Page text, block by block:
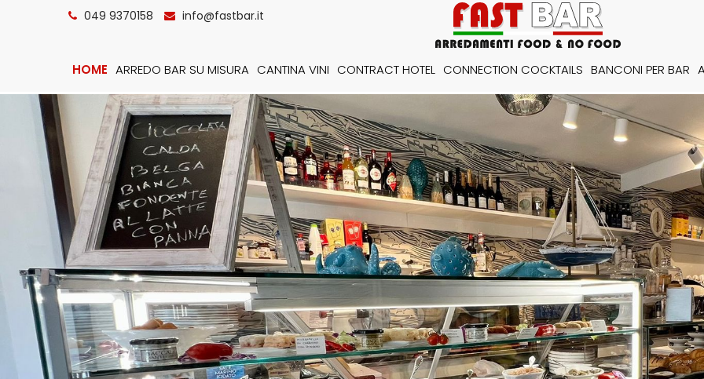
049 9370158 info@fastbar.it
HOME ARREDO BAR SU MISURA CANTINA VINI CONTRACT HOTEL CONNECTION COCKTAILS BANCONI PER BAR
Previous